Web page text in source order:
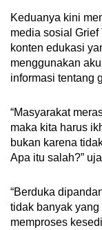
Keduanya kini
media sosial
konten edukasi
menggunakan
informasi tentang
“Masyarakat
maka kita harus
bukan karena
Apa itu salah?”
“Berduka
tidak banyak
memproses